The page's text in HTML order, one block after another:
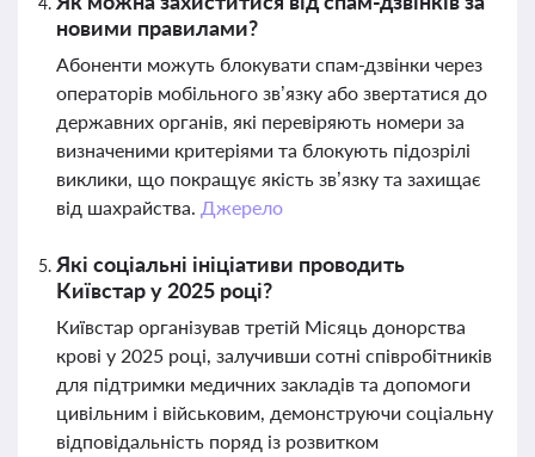
новими правилами?
Абоненти можуть блокувати спам-дзвінки через
операторів мобільного зв’язку або звертатися до
державних органів, які перевіряють номери за
визначеними критеріями та блокують підозрілі
виклики, що покращує якість зв’язку та захищає
від шахрайства. Джерело
Які соціальні ініціативи проводить
Київстар у 2025 році?
Київстар організував третій Місяць донорства
крові у 2025 році, залучивши сотні співробітників
для підтримки медичних закладів та допомоги
цивільним і військовим, демонструючи соціальну
відповідальність поряд із розвитком